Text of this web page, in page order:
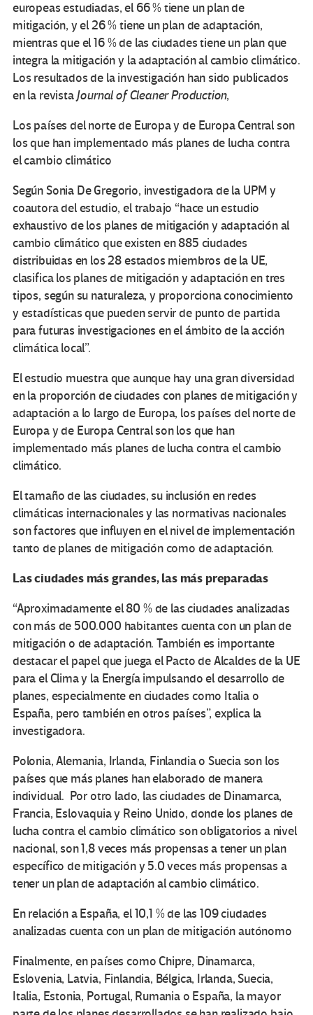
europeas estudiadas, el 66 % tiene un plan de
mitigación, y el 26 % tiene un plan de adaptación,
mientras que el 16 % de las ciudades tiene un plan que
integra la mitigación y la adaptación al cambio climático.
Los resultados de la investigación han sido publicados
en la revistaJournal of Cleaner Production,
Los países del norte de Europa y de Europa Central son
los que han implementado más planes de lucha contra
el cambio climático
Según Sonia De Gregorio, investigadora de la UPM y
coautora del estudio, el trabajo “hace un estudio
exhaustivo de los planes de mitigación y adaptación al
cambio climático que existen en 885 ciudades
distribuidas en los 28 estados miembros de la UE,
clasifica los planes de mitigación y adaptación en tres
tipos, según su naturaleza, y proporciona conocimiento
y estadísticas que pueden servir de punto de partida
para futuras investigaciones en el ámbito de la acción
climática local”.
El estudio muestra que aunque hay una gran diversidad
en la proporción de ciudades con planes de mitigación y
adaptación a lo largo de Europa, los países del norte de
Europa y de Europa Central son los que han
implementado más planes de lucha contra el cambio
climático.
El tamaño de las ciudades, su inclusión en redes
climáticas internacionales y las normativas nacionales
son factores que influyen en el nivel de implementación
tanto de planes de mitigación como de adaptación.
Las ciudades más grandes, las más preparadas
“Aproximadamente el 80 % de las ciudades analizadas
con más de 500.000 habitantes cuenta con un plan de
mitigación o de adaptación. También es importante
destacar el papel que juega el Pacto de Alcaldes de la UE
para el Clima y la Energía impulsando el desarrollo de
planes, especialmente en ciudades como Italia o
España, pero también en otros países”, explica la
investigadora.
Polonia, Alemania, Irlanda, Finlandia o Suecia son los
países que más planes han elaborado de manera
individual. Por otro lado, las ciudades de Dinamarca,
Francia, Eslovaquia y Reino Unido, donde los planes de
lucha contra el cambio climático son obligatorios a nivel
nacional, son 1,8 veces más propensas a tener un plan
específico de mitigación y 5.0 veces más propensas a
tener un plan de adaptación al cambio climático.
En relación a España, el 10,1 % de las 109 ciudades
analizadas cuenta con un plan de mitigación autónomo
Finalmente, en países como Chipre, Dinamarca,
Eslovenia, Latvia, Finlandia, Bélgica, Irlanda, Suecia,
Italia, Estonia, Portugal, Rumania o España, la mayor